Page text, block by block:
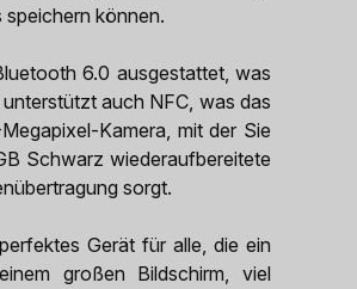
können.
6.0 ausgestattet, was
auch NFC, was das
Kamera, mit der Sie
Schwarz wiederaufbereitete
sorgt.
Gerät für alle, die ein
großen Bildschirm, viel